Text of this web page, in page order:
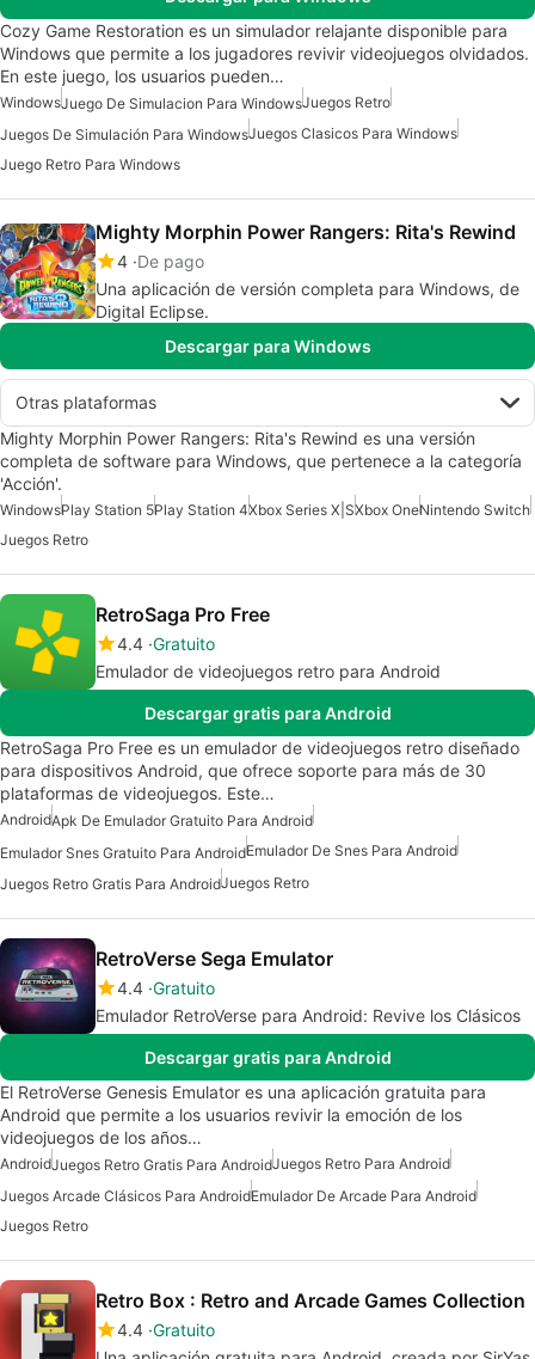
Cozy Game Restoration es un simulador relajante disponible para
Windows que permite a los jugadores revivir videojuegos olvidados.
En este juego, los usuarios pueden…
WindowsJuego De Simulacion Para WindowsJuegos Retro
Juegos De Simulación Para WindowsJuegos Clasicos Para Windows
Juego Retro Para Windows
Mighty Morphin Power Rangers: Rita's Rewind
4 De pago
Una aplicación de versión completa para Windows, de
Digital Eclipse.
Descargar para Windows
Otras plataformas
Mighty Morphin Power Rangers: Rita's Rewind es una versión
completa de software para Windows, que pertenece a la categoría
'Acción'.
WindowsPlay Station 5Play Station 4Xbox Series X|SXbox OneNintendo Switch
Juegos Retro
RetroSaga Pro Free
4.4 Gratuito
Emulador de videojuegos retro para Android
Descargar gratis para Android
RetroSaga Pro Free es un emulador de videojuegos retro diseñado
para dispositivos Android, que ofrece soporte para más de 30
plataformas de videojuegos. Este…
AndroidApk De Emulador Gratuito Para Android
Emulador Snes Gratuito Para AndroidEmulador De Snes Para Android
Juegos Retro Gratis Para AndroidJuegos Retro
RetroVerse Sega Emulator
4.4 Gratuito
Emulador RetroVerse para Android: Revive los Clásicos
Descargar gratis para Android
El RetroVerse Genesis Emulator es una aplicación gratuita para
Android que permite a los usuarios revivir la emoción de los
videojuegos de los años…
AndroidJuegos Retro Gratis Para AndroidJuegos Retro Para Android
Juegos Arcade Clásicos Para AndroidEmulador De Arcade Para Android
Juegos Retro
Retro Box : Retro and Arcade Games Collection
4.4 Gratuito